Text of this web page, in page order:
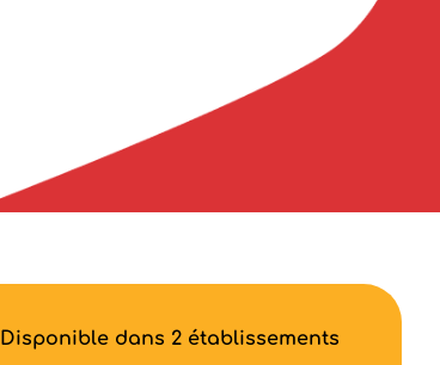
Disponible dans 2 établissements